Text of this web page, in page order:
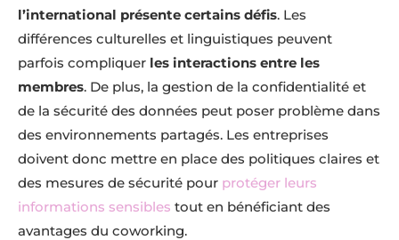
l’international présente certains défis. Les
différences culturelles et linguistiques peuvent
parfois compliquer les interactions entre les
membres. De plus, la gestion de la confidentialité et
de la sécurité des données peut poser problème dans
des environnements partagés. Les entreprises
doivent donc mettre en place des politiques claires et
des mesures de sécurité pour protéger leurs
informations sensibles tout en bénéficiant des
avantages du coworking.